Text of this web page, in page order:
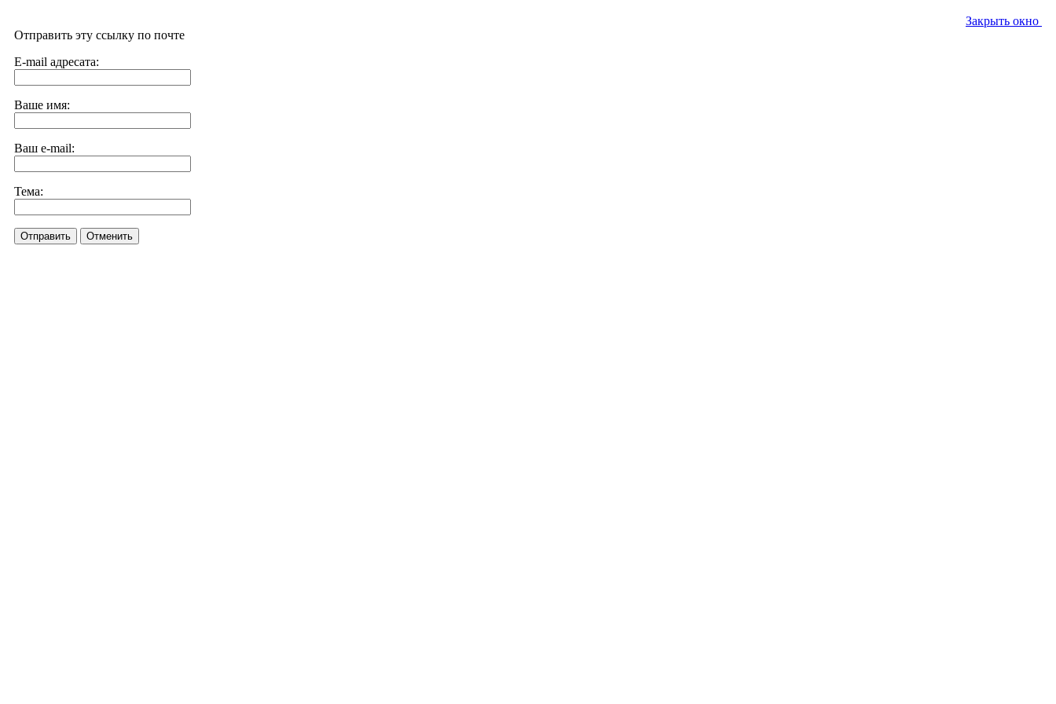
Закрыть окно
Отправить эту ссылку по почте
E-mail адресата:
Ваше имя:
Ваш e-mail:
Тема:
Отправить Отменить